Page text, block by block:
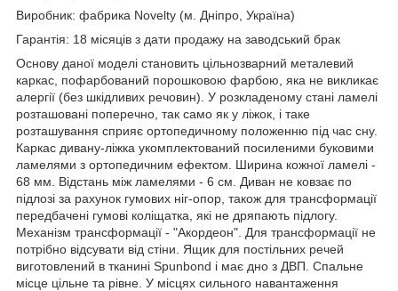
Виробник: фабрика Novelty (м. Дніпро, Україна)
Гарантія: 18 місяців з дати продажу на заводський брак
Основу даної моделі становить цільнозварний металевий
каркас, пофарбований порошковою фарбою, яка не викликає
алергії (без шкідливих речовин). У розкладеному стані ламелі
розташовані поперечно, так само як у ліжок, і таке
розташування сприяє ортопедичному положенню під час сну.
Каркас дивану-ліжка укомплектований посиленими буковими
ламелями з ортопедичним ефектом. Ширина кожної ламелі -
68 мм. Відстань між ламелями - 6 см. Диван не ковзає по
підлозі за рахунок гумових ніг-опор, також для трансформації
передбачені гумові коліщатка, які не дряпають підлогу.
Механізм трансформації - "Акордеон". Для трансформації не
потрібно відсувати від стіни. Ящик для постільних речей
виготовлений в тканині Spunbond і має дно з ДВП. Спальне
місце цільне та рівне. У місцях сильного навантаження